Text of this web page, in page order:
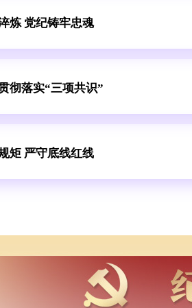
炼 党纪铸牢忠魂
彻落实“三项共识”
矩 严守底线红线